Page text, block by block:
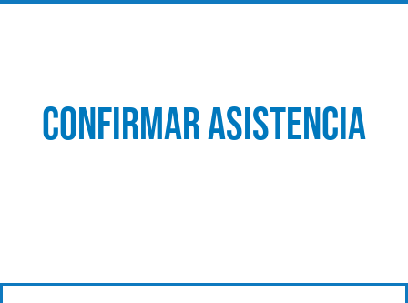
CONFIRMAR ASISTENCIA